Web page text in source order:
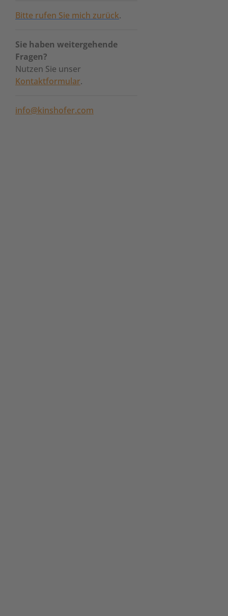
Bitte rufen Sie mich zurück.
Sie haben weitergehende
Fragen?
Nutzen Sie unser
Kontaktformular.
info@kinshofer.com